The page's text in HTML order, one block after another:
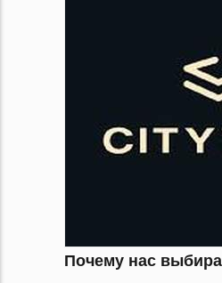
Почему нас